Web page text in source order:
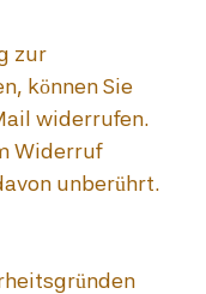
zur
können Sie
widerrufen.
Widerruf
unberührt.